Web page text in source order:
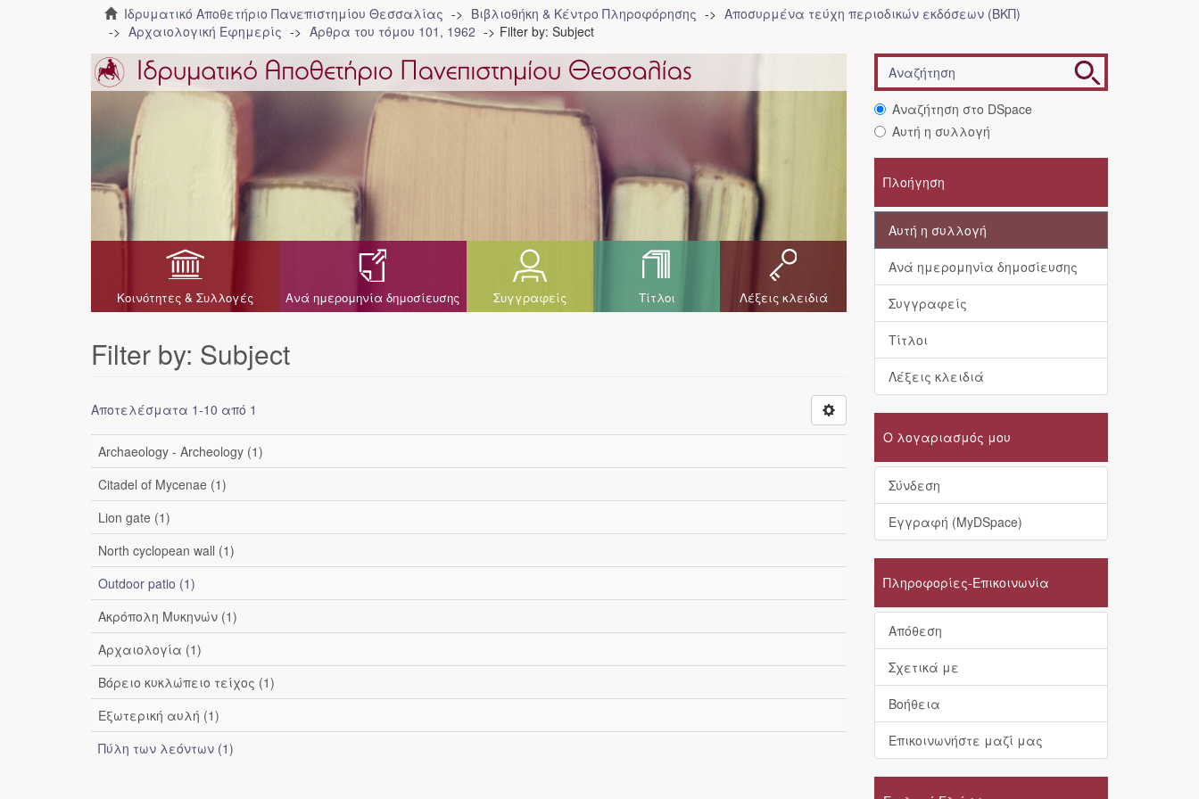
Ιδρυματικό Αποθετήριο Πανεπιστημίου Θεσσαλίας Βιβλιοθήκη & Κέντρο Πληροφόρησης
Αποσυρμένα τεύχη περιοδικών εκδόσεων (ΒΚΠ)
Αρχαιολογική Εφημερίς
Άρθρα του τόμου 101, 1962 Filter by: Subject
Κοινότητες & Συλλογές Ανά ημερομηνία δημοσίευσης Συγγραφείς Τίτλοι Λέξεις κλειδιά
Filter by: Subject
Αποτελέσματα 1-10 από 1
Archaeology - Archeology (1)
Citadel of Mycenae (1)
Lion gate (1)
North cyclopean wall (1)
Outdoor patio (1)
Ακρόπολη Μυκηνών (1)
Αρχαιολογία (1)
Βόρειο κυκλώπειο τείχος (1)
Εξωτερική αυλή (1)
Πύλη των λεόντων (1)
Αναζήτηση στο DSpace
Αυτή η συλλογή
Πλοήγηση
Αυτή η συλλογή
Ανά ημερομηνία δημοσίευσης
Συγγραφείς
Τίτλοι
Λέξεις κλειδιά
Ο λογαριασμός μου
Σύνδεση
Εγγραφή (MyDSpace)
Πληροφορίες-Επικοινωνία
Απόθεση
Σχετικά με
Βοήθεια
Επικοινωνήστε μαζί μας